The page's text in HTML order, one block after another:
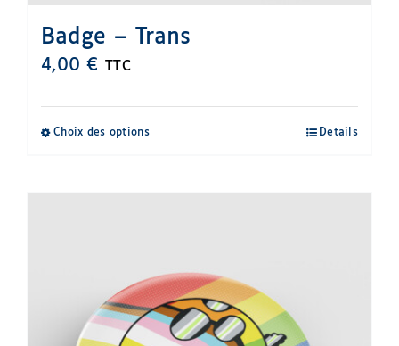
produit
Badge – Trans
4,00€ TTC
Choix des optionsCe
a
Les
options
peuvent
Details